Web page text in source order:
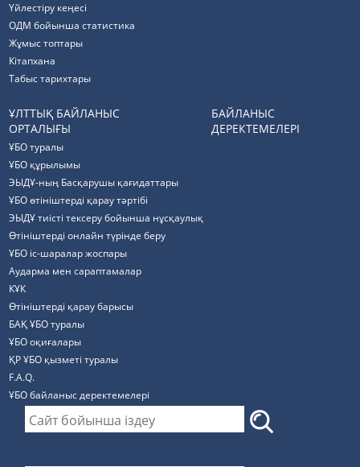
Үйлестіру кеңесі
ОДМ бойынша статистика
Жұмыс топтары
Кітапхана
Табыс тарихтары
ҰЛТТЫҚ БАЙЛАНЫС
ОРТАЛЫҒЫ
ҰБО туралы
ҰБО құрылымы
ЭЫДҰ-ның Басқарушы қағидаттары
ҰБО өтініштерді қарау тәртібі
ЭЫДҰ тиісті тексеру бойынша нұсқаулық
Өтініштерді онлайн түрінде беру
ҰБО іс-шаралар жоспары
Аударма мен сараптамалар
КҰК
Өтініштерді қарау барысы
БАҚ ҰБО туралы
ҰБО оқиғалары
ҚР ҰБО қызметі туралы
F.A.Q.
ҰБО байланыс деректемелерi
БАЙЛАНЫС
ДЕРЕКТЕМЕЛЕРІ